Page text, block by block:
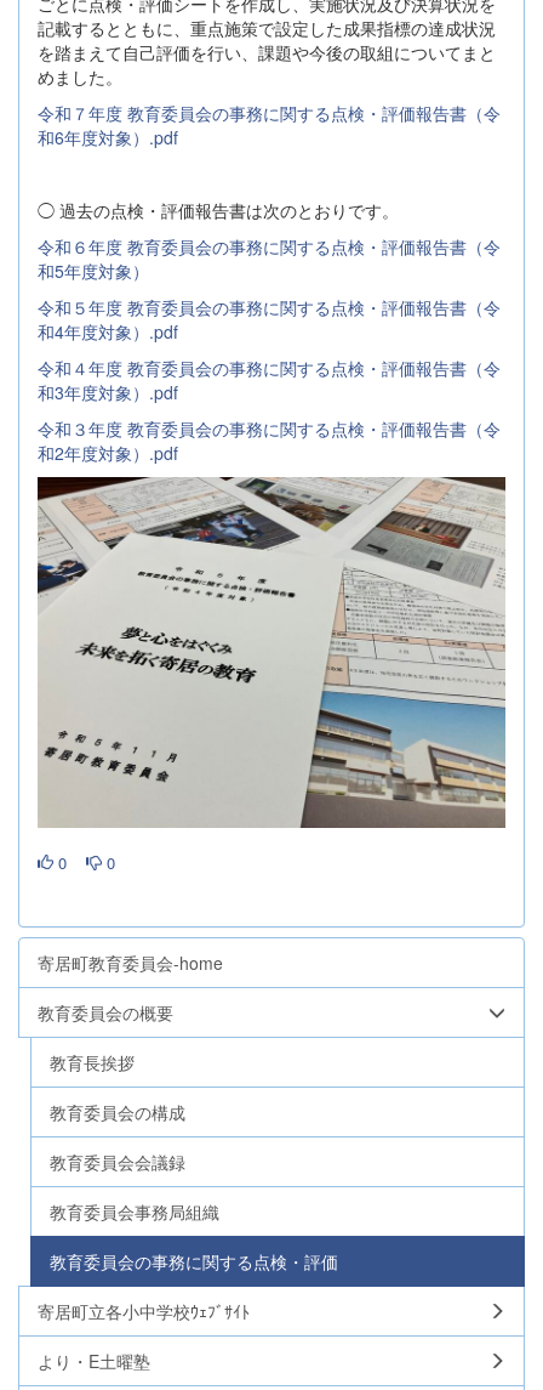
記載するとともに、重点施策で設定した成果指標の達成状況
を踏まえて自己評価を行い、課題や今後の取組についてまと
めました。
令和７年度 教育委員会の事務に関する点検・評価報告書（令
和6年度対象）.pdf
◯ 過去の点検・評価報告書は次のとおりです。
令和６年度 教育委員会の事務に関する点検・評価報告書（令
和5年度対象）
令和５年度 教育委員会の事務に関する点検・評価報告書（令
和4年度対象）.pdf
令和４年度 教育委員会の事務に関する点検・評価報告書（令
和3年度対象）.pdf
令和３年度 教育委員会の事務に関する点検・評価報告書（令
和2年度対象）.pdf
0 0
寄居町教育委員会-home
教育委員会の概要
教育長挨拶
教育委員会の構成
教育委員会会議録
教育委員会事務局組織
教育委員会の事務に関する点検・評価
寄居町立各小中学校ｳｪﾌﾞｻｲﾄ
より・E土曜塾